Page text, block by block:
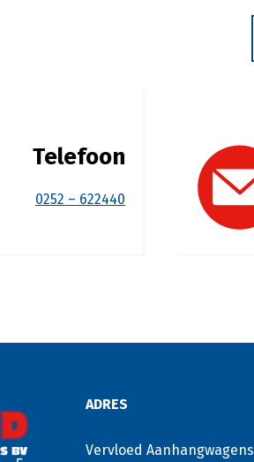
Telefoon
0252 – 622440
ADRES
Vervloed Aanhangwagens